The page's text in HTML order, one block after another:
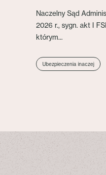
Naczelny Sąd
2026 r., sygn. akt I
którym...
Ubezpieczenia inaczej